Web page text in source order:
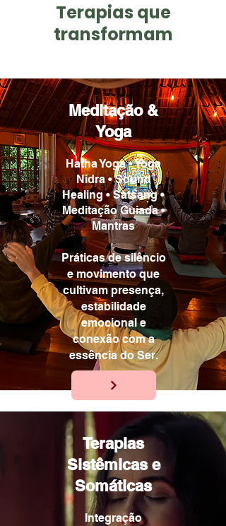
Terapias que
transformam
Meditação &
Yoga
Hatha Yoga • Yoga
Nidra • Sound
Healing • Satsang •
Meditação Guiada •
Mantras
Práticas de silêncio
e movimento que
cultivam presença,
estabilidade
emocional e
conexão com a
essência do Ser.
Terapias
Sistêmicas e
Somáticas
Integração